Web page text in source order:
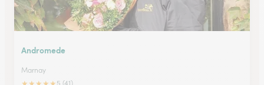
Andromede
Marnay
5 (41)